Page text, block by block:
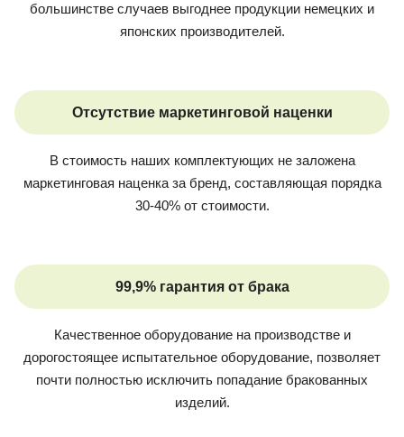
большинстве случаев выгоднее продукции немецких и
японских производителей.
Отсутствие маркетинговой наценки
В стоимость наших комплектующих не заложена
маркетинговая наценка за бренд, составляющая порядка
30-40% от стоимости.
99,9% гарантия от брака
Качественное оборудование на производстве и
дорогостоящее испытательное оборудование, позволяет
почти полностью исключить попадание бракованных
изделий.